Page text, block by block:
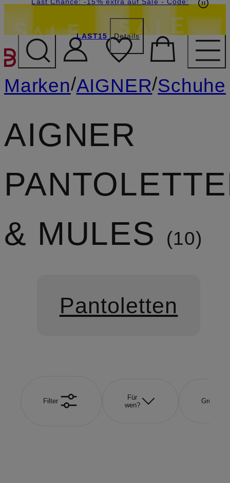
ZUM HAUPTINHALT
LAST15 Details
Marken/AIGNER/Schuhe
AIGNER
& MULES
10
Pantoletten
Filter
Für
wen?
Größe